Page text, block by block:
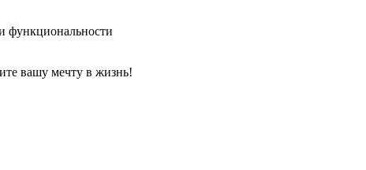
функциональности
вашу мечту в жизнь!